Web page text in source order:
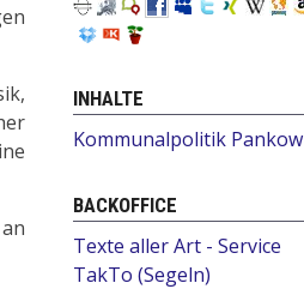
INHALTE
Kommunalpolitik Pankow
BACKOFFICE
Texte aller Art - Service
TakTo (Segeln)